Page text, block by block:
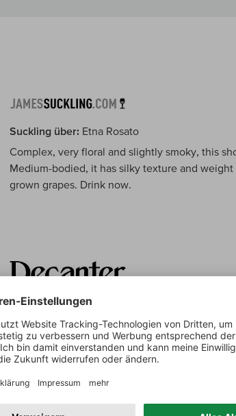
Suckling über: Etna Rosato
Complex, very floral and slightly smoky, this
Medium-bodied, it has silky texture and
grown grapes. Drink now.
Decanter über:Etna Rosato
2014 is considered to be one of the big
and the sugar levels at the end of September
balance of acidity and phenolic ripeness. De
producers mistook power for greatness; to
expressive nose, with crushed apricots, hints
texture is round and rich, with a wide